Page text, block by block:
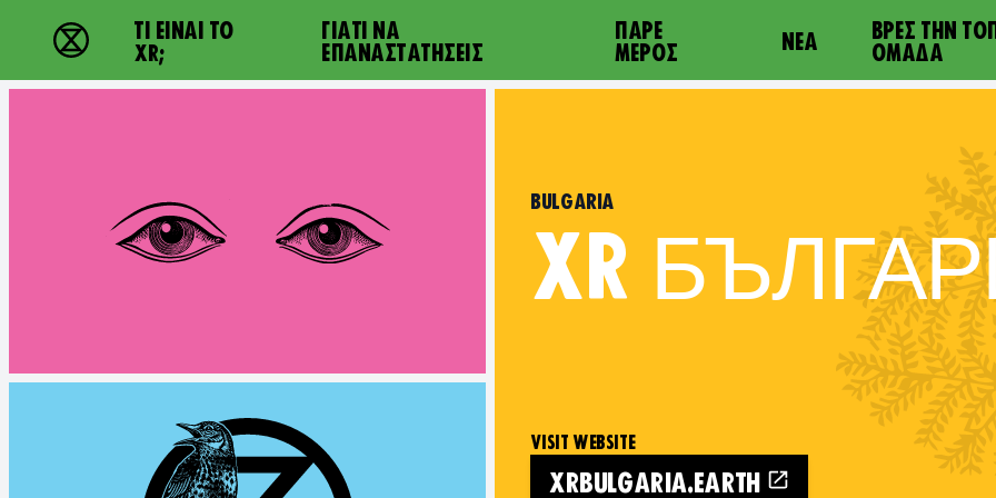
Extinction Rebellion - Home
ΤΙ ΕΊΝΑΙ ΤΟ
XR;
ΓΙΑΤΙ ΝΑ
ΕΠΑΝΑΣΤΑΤΉΣΕΙΣ
ΠΆΡΕ
ΜΈΡΟΣ
ΝΈΑ
ΒΡΕΣ ΤΗΝ
ΟΜΆΔΑ
BULGARIA
XR
VISIT WEBSITE
XRBULGARIA.EARTH